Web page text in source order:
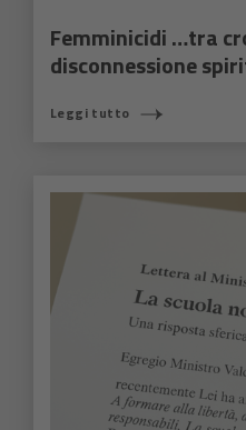
Femminicidi …tra
disconnessione
Leggi tutto